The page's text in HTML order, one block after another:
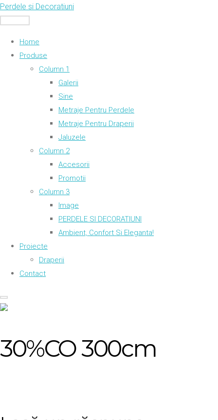
Skip
to
Perdele si Decoratiuni
Home
Produse
Column 1
Galerii
Sine
Metraje Pentru Perdele
Metraje Pentru Draperii
Jaluzele
Column 2
Accesorii
Promotii
Column 3
Image
PERDELE SI DECORATIUNI
Ambient, Confort Si Eleganta!
Proiecte
Draperii
Contact
30%CO 300cm